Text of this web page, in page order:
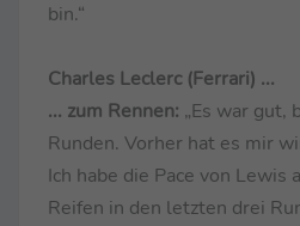
bin.“
Charles Leclerc (Ferrari) ...
... zum Rennen: „Es war gut,
Runden. Vorher hat es mir
Ich habe die Pace von Lewis
Reifen in den letzten drei